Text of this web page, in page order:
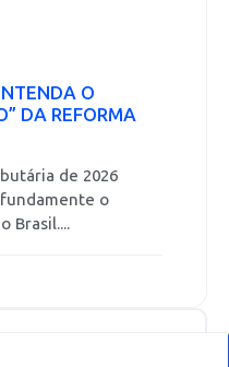
O
DA REFORMA
de 2026
o
Brasil....